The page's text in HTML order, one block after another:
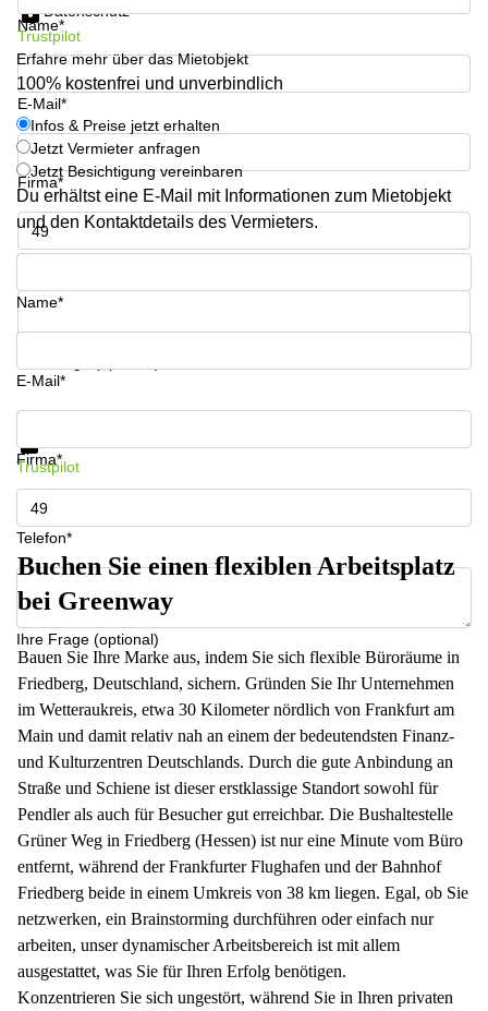
Büro
mieten
Dortmund
Tagungsraum
München
Büro
Mannheim
mieten
Büro
mieten
Meetingraum
Köln
726 Köln
Hohenstaufenring
62 Köln
Erna-
Scheffler-
Str. 1A
Köln
Hohenzollernring
57 Koln
Erhard-
Straße 18
Hamburg
Name*
E-Mail*
Firma*
Telefon*
Datenschutz
Trustpilot
Erfahre mehr über das Mietobjekt
100% kostenfrei und unverbindlich
Infos & Preise jetzt erhalten
Jetzt Vermieter anfragen
Jetzt Besichtigung vereinbaren
Du erhältst eine E-Mail mit Informationen zum Mietobjekt
und den Kontaktdetails des Vermieters.
Name*
E-Mail*
Firma*
Telefon*
Ihre Frage (optional)
Infos & Preise jetzt erhalten
Trustpilot
Buchen Sie einen flexiblen Arbeitsplatz
bei Greenway
Bauen Sie Ihre Marke aus, indem Sie sich flexible Büroräume in
Friedberg, Deutschland, sichern. Gründen Sie Ihr Unternehmen
im Wetteraukreis, etwa 30 Kilometer nördlich von Frankfurt am
Main und damit relativ nah an einem der bedeutendsten Finanz-
und Kulturzentren Deutschlands. Durch die gute Anbindung an
Straße und Schiene ist dieser erstklassige Standort sowohl für
Pendler als auch für Besucher gut erreichbar. Die Bushaltestelle
Grüner Weg in Friedberg (Hessen) ist nur eine Minute vom Büro
entfernt, während der Frankfurter Flughafen und der Bahnhof
Friedberg beide in einem Umkreis von 38 km liegen. Egal, ob Sie
netzwerken, ein Brainstorming durchführen oder einfach nur
arbeiten, unser dynamischer Arbeitsbereich ist mit allem
ausgestattet, was Sie für Ihren Erfolg benötigen.
Konzentrieren Sie sich ungestört, während Sie in Ihren privaten